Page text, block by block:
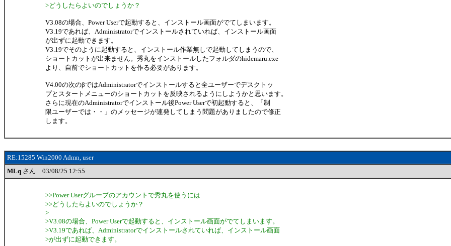
>どうしたらよいのでしょうか？
V3.08の場合、Power Userで起動すると、インストール画面がでてしまいます。
V3.19であれば、Administratorでインストールされていれば、インストール画面
が出ずに起動できます。
V3.19でそのように起動すると、インストール作業無しで起動してしまうので、
ショートカットが出来ません。秀丸をインストールしたフォルダのhidemaru.exe
より、自前でショートカットを作る必要があります。
V4.00の次のβではAdministratorでインストールすると全ユーザーでデスクトッ
プとスタートメニューのショートカットを反映されるようにしようかと思います。
さらに現在のAdministratorでインストール後Power Userで初起動すると、「制
限ユーザーでは・・」のメッセージが連発してしまう問題がありましたので修正
します。
RE:15285 Win2000 Admn, user
MLq さん 03/08/25 12:55
>>Power Userグループのアカウントで秀丸を使うには
>>どうしたらよいのでしょうか？
>
>V3.08の場合、Power Userで起動すると、インストール画面がでてしまいます。
>V3.19であれば、Administratorでインストールされていれば、インストール画面
>が出ずに起動できます。